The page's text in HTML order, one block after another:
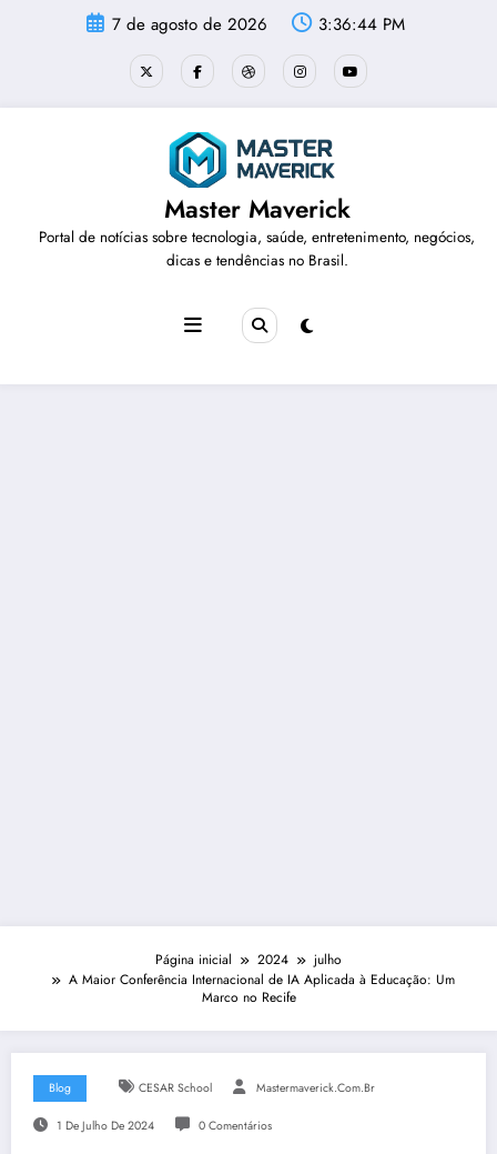
7 de agosto de 2026 3:36:45 PM
Master Maverick
Portal de notícias sobre tecnologia, saúde, entretenimento, negócios,
dicas e tendências no Brasil.
Página inicial 2024
julho
A Maior Conferência Internacional de IA Aplicada à Educação: Um
Marco no Recife
Blog CESAR School Mastermaverick.com.br
1 De Julho De 2024 0 Comentários